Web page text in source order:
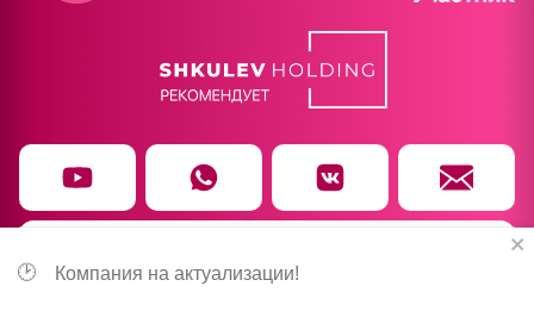
вы соглашаетесь с политикой
конфиденциальности
🕑 Компания на актуализации!